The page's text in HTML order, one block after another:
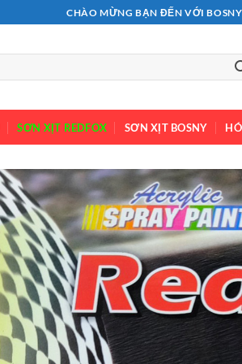
CHÀO MỪNG BẠN ĐẾN VỚI
SƠN XỊT REDFOX SƠN XỊT BOSNY